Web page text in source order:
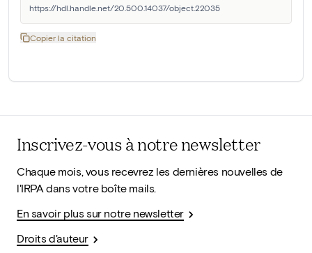
https://hdl.handle.net/20.500.14037/object.22035
Copier la citation
Inscrivez-vous à notre newsletter
Chaque mois, vous recevrez les dernières nouvelles de
l'IRPA dans votre boîte mails.
En savoir plus sur notre newsletter
Droits d'auteur